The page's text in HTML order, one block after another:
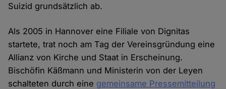
Suizid grundsätzlich ab.
Als 2005 in Hannover eine Filiale von Dignitas
startete, trat noch am Tag der Vereinsgründung eine
Allianz von Kirche und Staat in Erscheinung.
Bischöfin Käßmann und Ministerin von der Leyen
schalteten durch eine gemeinsame Pressemitteilung